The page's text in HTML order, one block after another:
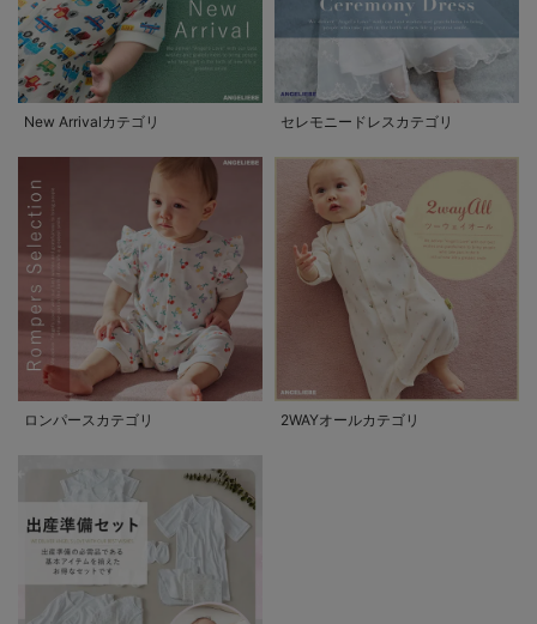
New Arrivalカテゴリ セレモニードレスカテゴリ
ロンパースカテゴリ 2WAYオールカテゴリ